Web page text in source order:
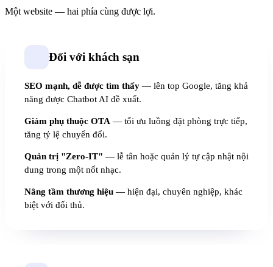
Một website — hai phía cùng được lợi.
Đối với khách sạn
SEO mạnh, dễ được tìm thấy — lên top Google, tăng khả
năng được Chatbot AI đề xuất.
Giảm phụ thuộc OTA — tối ưu luồng đặt phòng trực tiếp,
tăng tỷ lệ chuyển đổi.
Quản trị "Zero-IT" — lễ tân hoặc quản lý tự cập nhật nội
dung trong một nốt nhạc.
Nâng tầm thương hiệu — hiện đại, chuyên nghiệp, khác
biệt với đối thủ.